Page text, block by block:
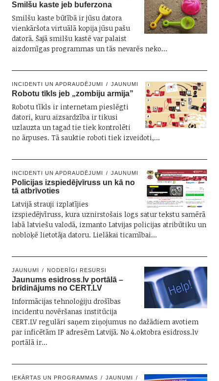
Smilšu kaste jeb buferzona
Smilšu kaste būtībā ir jūsu datora
vienkāršota virtuālā kopija jūsu pašu
datorā. Šajā smilšu kastē var palaist
aizdomīgas programmas un tās nevarēs neko…
INCIDENTI UN APDRAUDĒJUMI JAUNUMI
Robotu tīkls jeb „zombiju armija”
Robotu tīkls ir internetam pieslēgti
datori, kuru aizsardzība ir tikusi
uzlauzta un tagad tie tiek kontrolēti
no ārpuses. Tā sauktie roboti tiek izveidoti,…
INCIDENTI UN APDRAUDĒJUMI JAUNUMI
Policijas izspiedējvīruss un kā no
tā atbrīvoties
Latvijā strauji izplatījies
izspiedējvīruss, kura uznirstošais logs satur tekstu samērā
labā latviešu valodā, izmanto Latvijas policijas atribūtiku un
nobloķē lietotāja datoru. Lielākai ticamībai…
JAUNUMI NODERĪGI RESURSI
Jaunums esidross.lv portālā –
brīdinājums no CERT.LV
Informācijas tehnoloģiju drošības
incidentu novēršanas institūcija
CERT.LV regulāri saņem ziņojumus no dažādiem avotiem
par inficētām IP adresēm Latvijā. No 4.oktobra esidross.lv
portālā ir…
IEKĀRTAS UN PROGRAMMAS
JAUNUMI